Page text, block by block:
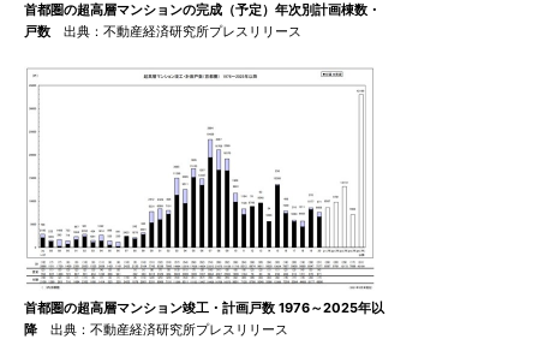
首都圏の超高層マンションの完成（予定）年次別計画棟数・
戸数 出典：不動産経済研究所プレスリリース
首都圏の超高層マンション竣工・計画戸数 1976～2025年以
降 出典：不動産経済研究所プレスリリース